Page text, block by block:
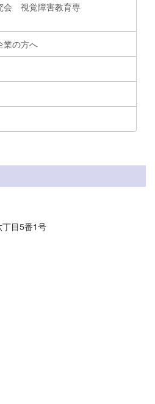
会 視覚障害教育専
業の方へ
目5番1号